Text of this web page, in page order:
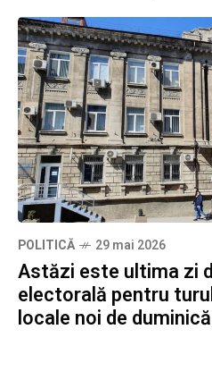
POLITICĂ 29 mai 2026
Astăzi este ultima zi
electorală pentru
locale noi de duminică